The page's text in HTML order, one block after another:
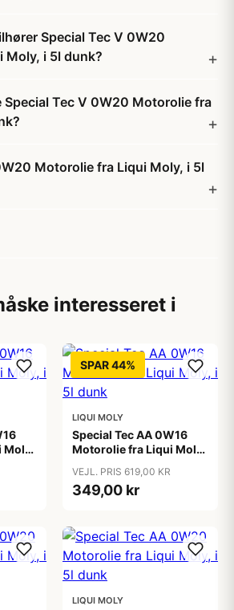
Special Tec V 0W20
Moly, i 5l dunk?
Special Tec V 0W20 Motorolie fra
Motorolie fra Liqui Moly, i 5l
interesseret i
Moly,
SPAR 44%
LIQUI MOLY
Special Tec AA 0W16
Motorolie fra Liqui Moly,
VEJL. PRIS 619,00 KR
349,00 kr
LIQUI MOLY